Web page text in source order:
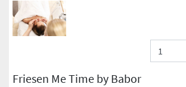
Friesen Me Time by Babor